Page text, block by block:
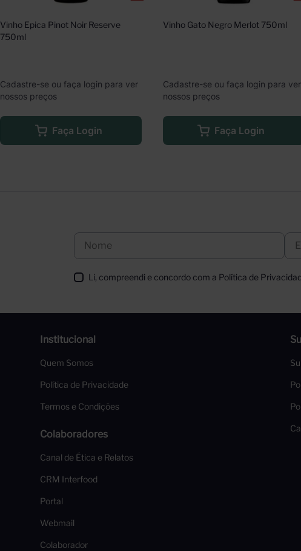
Vinho Epica Pinot Noir Reserve
750ml
Cadastre-se ou faça login para ver
nossos preços
Faça Login
Vinho Gato Negro Merlot 750ml
Cadastre-se ou faça login para ver
nossos preços
Faça Login
Li, compreendi e concordo com a Política de
Institucional
Quem Somos
Política de Privacidade
Termos e Condições
Colaboradores
Canal de Ética e Relatos
CRM Interfood
Portal
Webmail
Colaborador